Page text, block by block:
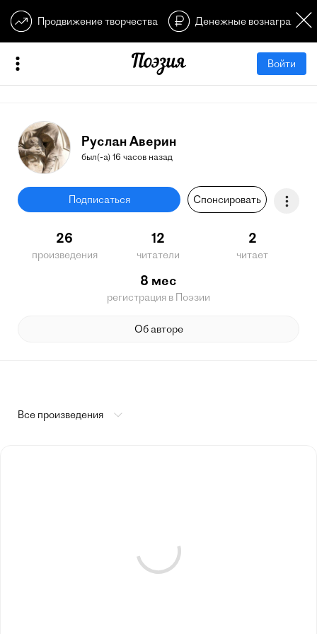
Продвижение творчества Денежные
Войти
Руслан Аверин
был(-а) 16 часов назад
Подписаться Спонсировать
26
произведения
12
читатели
2
читает
8 мес
регистрация в Поэзии
Об авторе
Все произведения